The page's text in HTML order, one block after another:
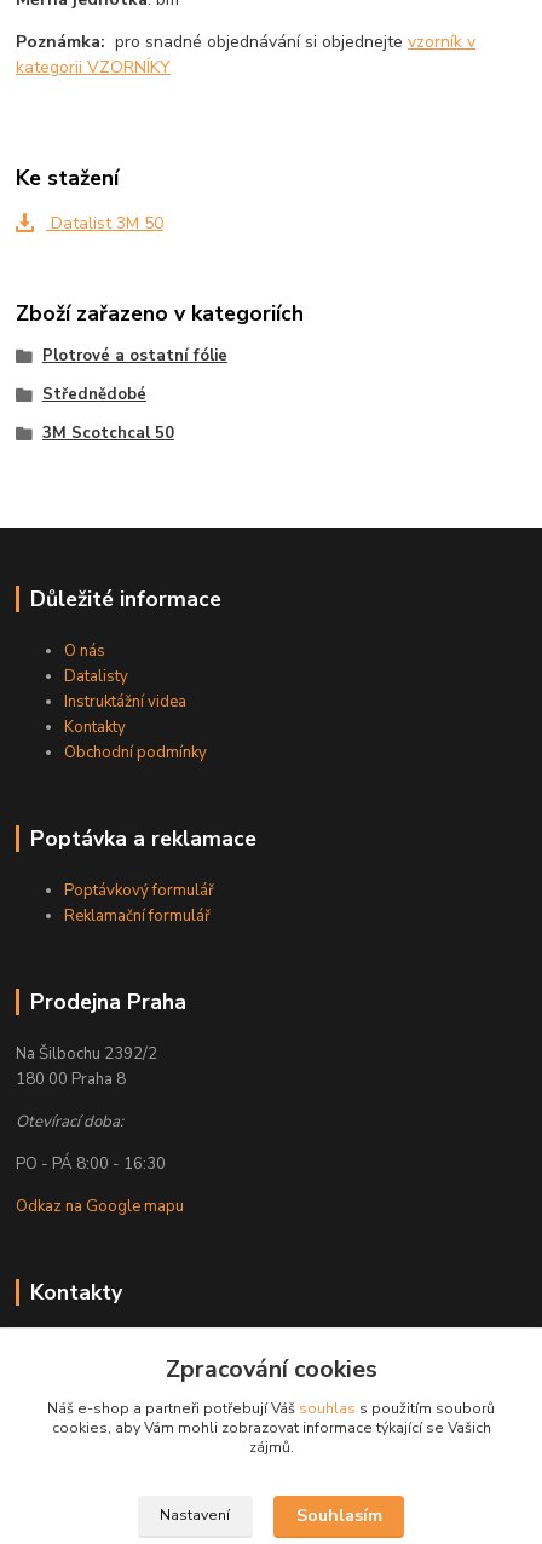
Poznámka: pro snadné objednávání si objednejtevzorník v
kategorii VZORNÍKY
Ke stažení
Datalist 3M 50
Zboží zařazeno v kategoriích
Plotrové a ostatní fólie
Střednědobé
3M Scotchcal 50
Důležité informace
O nás
Datalisty
Instruktážní videa
Kontakty
Obchodní podmínky
Poptávka a reklamace
Poptávkový formulář
Reklamační formulář
Prodejna Praha
Na Šilbochu 2392/2
180 00 Praha 8
Otevírací doba:
PO - PÁ 8:00 - 16:30
Odkaz na Google mapu
Kontakty
+ 420 608 777 028
obchod@golemreklama.cz
Zpracování cookies
Náš e-shop a partneři potřebují Váš souhlas s použitím souborů
cookies, aby Vám mohli zobrazovat informace týkající se Vašich
zájmů.
Nastavení Souhlasím